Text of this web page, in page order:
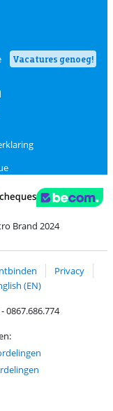
Vacatures genoeg!
Brand 2024
Privacy
(EN)
0867.686.774